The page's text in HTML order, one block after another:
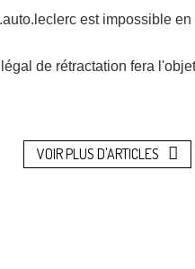
est impossible
de rétractation fera
VOIR PLUS D'ARTICLES